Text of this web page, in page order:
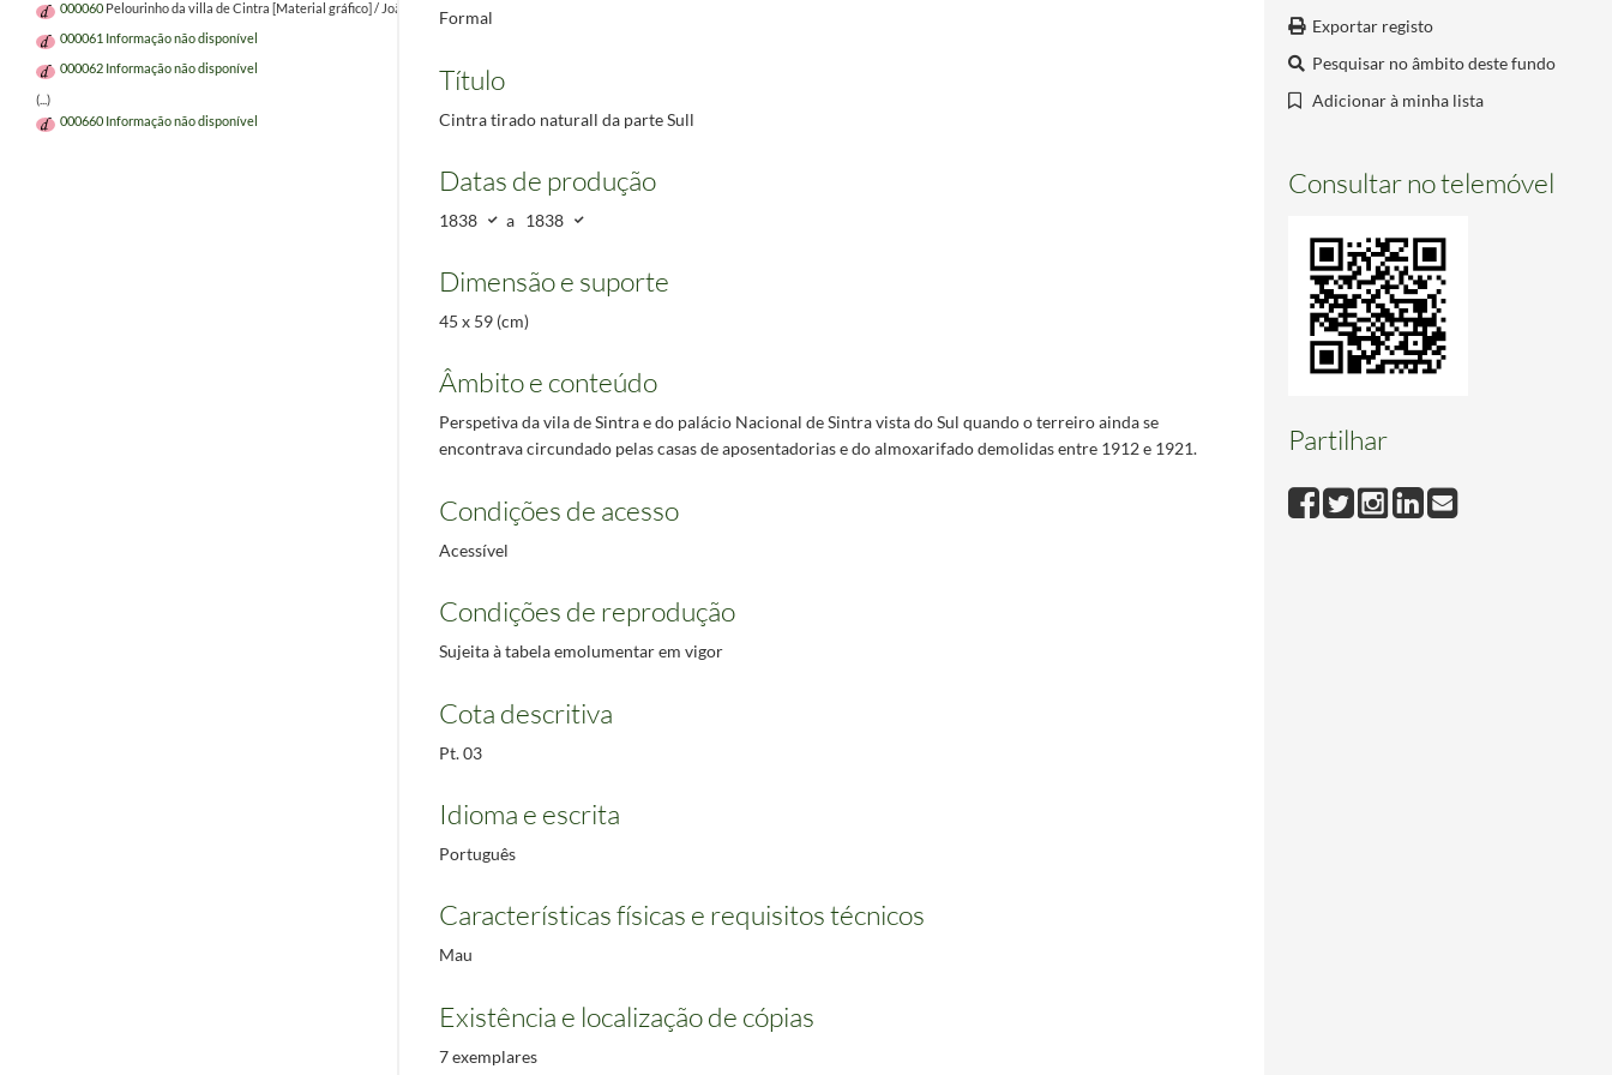
000060 Pelourinho da villa de Cintra [Material gráfico] / João Pedro Monteiro. – Lisboa: João Pedro Monteiro, 1830. – 1 litografia : papel, p & b ; 22 x 33 cm.
000061 Informação não disponível
000062 Informação não disponível
(...)
000660 Informação não disponível
Exportar registo
Pesquisar no âmbito deste fundo
Adicionar à minha lista
Consultar no telemóvel
Partilhar
Formal
Título
Cintra tirado naturall da parte Sull
Datas de produção
1838 a 1838
Dimensão e suporte
45 x 59 (cm)
Âmbito e conteúdo
Perspetiva da vila de Sintra e do palácio Nacional de Sintra vista do Sul quando o terreiro ainda se
encontrava circundado pelas casas de aposentadorias e do almoxarifado demolidas entre 1912 e 1921.
Condições de acesso
Acessível
Condições de reprodução
Sujeita à tabela emolumentar em vigor
Cota descritiva
Pt. 03
Idioma e escrita
Português
Características físicas e requisitos técnicos
Mau
Existência e localização de cópias
7 exemplares